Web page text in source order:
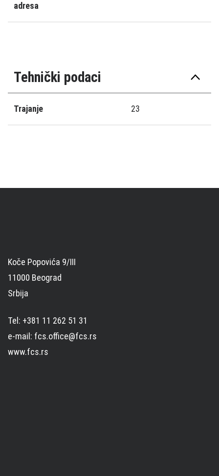
adresa
Tehnički podaci
Trajanje 23
Koče Popovića 9/III
11000 Beograd
Srbija
Tel: +381 11 262 51 31
e-mail: fcs.office@fcs.rs
www.fcs.rs